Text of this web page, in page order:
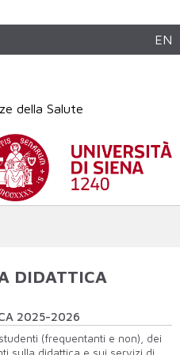
EN
della Salute
DIDATTICA
2025-2026
(frequentanti e non), dei